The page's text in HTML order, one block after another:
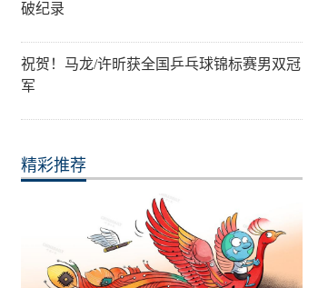
破纪录
祝贺！马龙/许昕获全国乒乓球锦标赛男双冠
军
精彩推荐